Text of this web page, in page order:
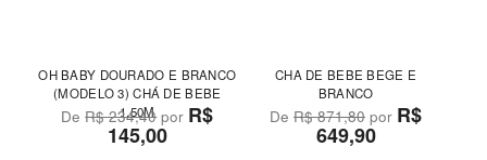
OH BABY DOURADO E BRANCO
(MODELO 3) CHÁ DE BEBE
1,50M
DeR$ 234,40por R$
145,00
CHA DE BEBE BEGE E
BRANCO
DeR$ 871,80 por R$
649,90